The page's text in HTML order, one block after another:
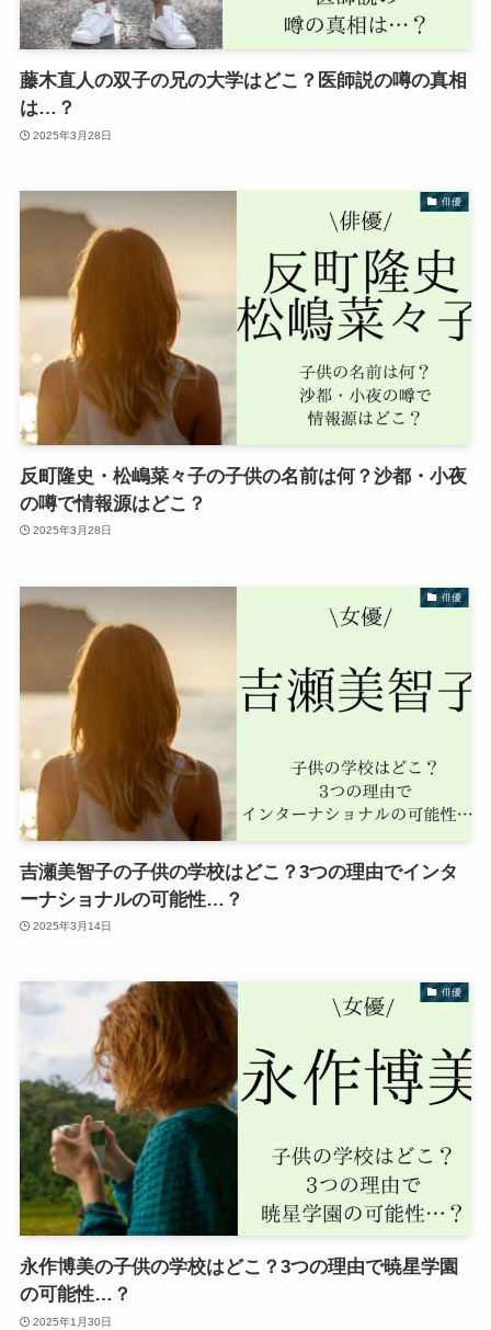
藤木直人の双子の兄の大学はどこ？医師説の噂の真相
は…？
2025年3月28日
俳優
反町隆史・松嶋菜々子の子供の名前は何？沙都・小夜
の噂で情報源はどこ？
2025年3月28日
俳優
吉瀬美智子の子供の学校はどこ？3つの理由でインタ
ーナショナルの可能性…？
2025年3月14日
俳優
永作博美の子供の学校はどこ？3つの理由で暁星学園
の可能性…？
2025年1月30日